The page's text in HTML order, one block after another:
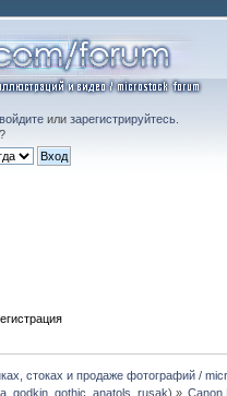
войдитеили зарегистрируйтесь.
стоках и продаже фотографий /
,godkin ,gothic ,anatols ,rusak) » Canon